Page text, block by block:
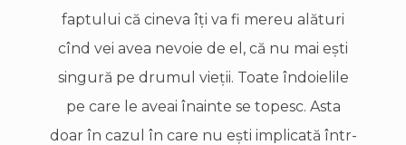
faptului că cineva îţi va fi mereu alături
cînd vei avea nevoie de el, că nu mai eşti
singură pe drumul vieţii. Toate îndoielile
pe care le aveai înainte se topesc. Asta
doar în cazul în care nu eşti implicată într-